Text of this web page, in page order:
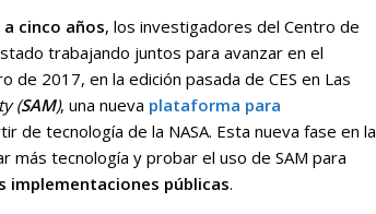
a cinco años, los investigadores del Centro de
trabajando juntos para avanzar en el
de 2017, en la edición pasada de CES en Las
(SAM), una nueva plataforma para
de tecnología de la NASA. Esta nueva fase en la
más tecnología y probar el uso de SAM para
implementaciones públicas.